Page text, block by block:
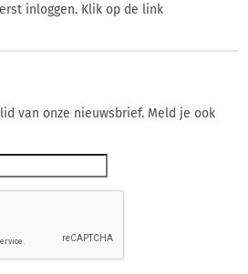
inloggen. Klik op de link
van onze nieuwsbrief. Meld je ook